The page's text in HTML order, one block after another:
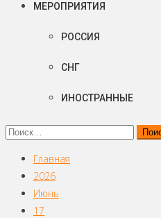
МЕРОПРИЯТИЯ
РОССИЯ
СНГ
ИНОСТРАННЫЕ
Найти:
Главная
2026
Июнь
17